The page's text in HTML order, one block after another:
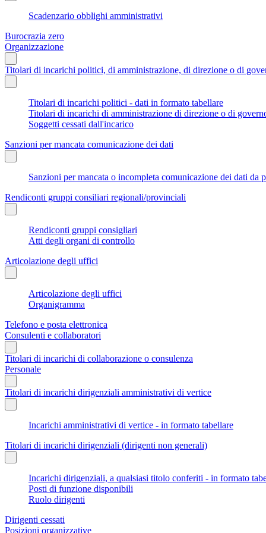
Scadenzario obblighi amministrativi
Burocrazia zero
Organizzazione
Titolari di incarichi politici, di amministrazione, di direzione o di
Titolari di incarichi politici - dati in formato tabellare
Titolari di incarichi di amministrazione di direzione o di
Soggetti cessati dall'incarico
Sanzioni per mancata comunicazione dei dati
Sanzioni per mancata o incompleta comunicazione dei dati
Rendiconti gruppi consiliari regionali/provinciali
Rendiconti gruppi consigliari
Atti degli organi di controllo
Articolazione degli uffici
Articolazione degli uffici
Organigramma
Telefono e posta elettronica
Consulenti e collaboratori
Titolari di incarichi di collaborazione o consulenza
Personale
Titolari di incarichi dirigenziali amministrativi di vertice
Incarichi amministrativi di vertice - in formato tabellare
Titolari di incarichi dirigenziali (dirigenti non generali)
Incarichi dirigenziali, a qualsiasi titolo conferiti - in formato
Posti di funzione disponibili
Ruolo dirigenti
Dirigenti cessati
Posizioni organizzative